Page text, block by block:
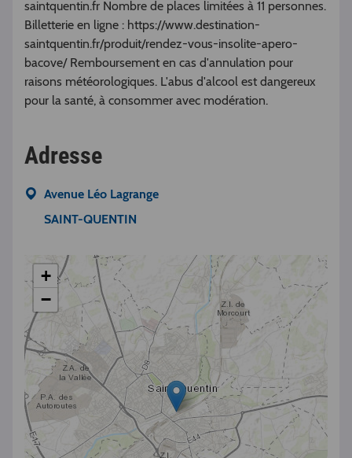
saintquentin.fr Nombre de places limitées à 11 personnes.
Billetterie en ligne : https://www.destination-
saintquentin.fr/produit/rendez-vous-insolite-apero-
bacove/ Remboursement en cas d'annulation pour
raisons météorologiques. L'abus d'alcool est dangereux
pour la santé, à consommer avec modération.
Adresse
Avenue Léo Lagrange
SAINT-QUENTIN
+
−